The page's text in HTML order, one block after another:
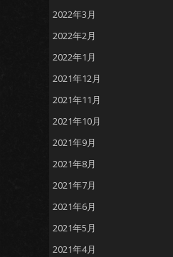
2022年3月
2022年2月
2022年1月
2021年12月
2021年11月
2021年10月
2021年9月
2021年8月
2021年7月
2021年6月
2021年5月
2021年4月